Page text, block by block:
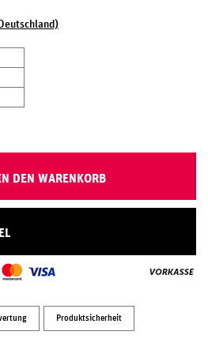
DEN WARENKORB
Produktsicherheit